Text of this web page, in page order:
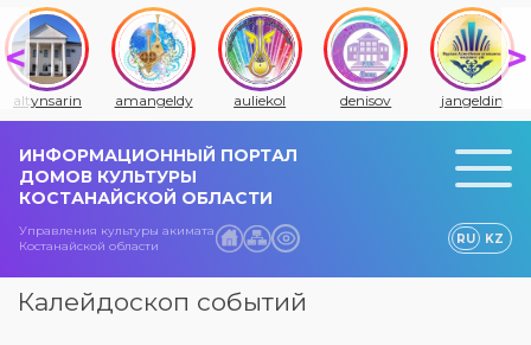
altynsarin amangeldy auliekol denisov jangeldin
ИНФОРМАЦИОННЫЙ ПОРТАЛ
ДОМОВ КУЛЬТУРЫ
КОСТАНАЙСКОЙ ОБЛАСТИ
Управления культуры акимата
Костанайской области
RU KZ
Калейдоскоп событий